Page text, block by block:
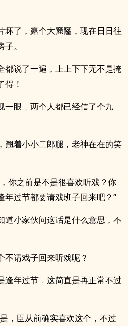
坏了，露个大窟窿，现在日日往
。
都说了一遍，上上下下无不是掩
得！
一眼，两个人都已经信了个九
翘着小小二郎腿，老神在在的笑
你之前是不是很喜欢听戏？你
年过节都要请戏班子回来吧？”
道小家伙问这话是什么意思，不
不请戏子回来听戏呢？
逢年过节，这简直是再正常不过
，臣从前确实喜欢这个，不过